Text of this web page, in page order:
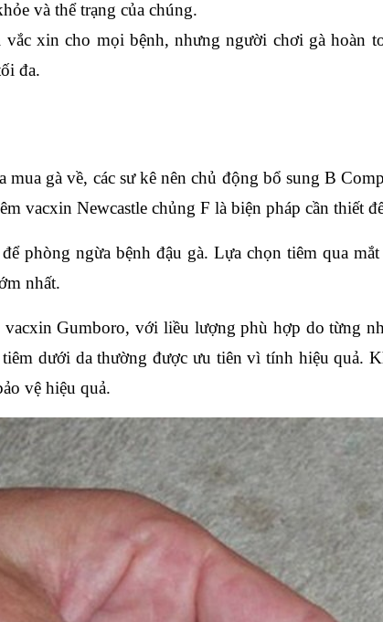
và thể trạng của chúng.
xin cho mọi bệnh, nhưng người chơi gà hoàn
đa.
gà về, các sư kê nên chủ động bổ sung B
vacxin Newcastle chủng F là biện pháp cần thiết
phòng ngừa bệnh đậu gà. Lựa chọn tiêm qua
nhất.
Gumboro, với liều lượng phù hợp do từng
dưới da thường được ưu tiên vì tính hiệu quả.
vệ hiệu quả.